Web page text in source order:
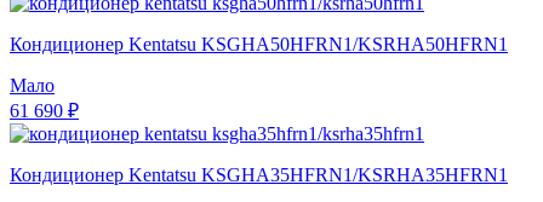
Кондиционер Kentatsu KSGHA50HFRN1/KSRHA50HFRN1
Мало
61 690 ₽
Кондиционер Kentatsu KSGHA35HFRN1/KSRHA35HFRN1